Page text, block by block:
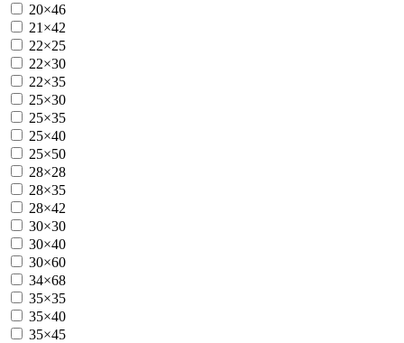
20×46
21×42
22×25
22×30
22×35
25×30
25×35
25×40
25×50
28×28
28×35
28×42
30×30
30×40
30×60
34×68
35×35
35×40
35×45